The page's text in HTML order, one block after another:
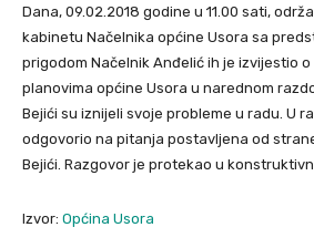
Dana, 09.02.2018 godine u 11.00 sati,
kabinetu Načelnika općine Usora sa
prigodom Načelnik Anđelić ih je izvijestio
planovima općine Usora u narednom
Bejići su iznijeli svoje probleme u radu. U
odgovorio na pitanja postavljena od
Bejići. Razgovor je protekao u
Izvor: Općina Usora